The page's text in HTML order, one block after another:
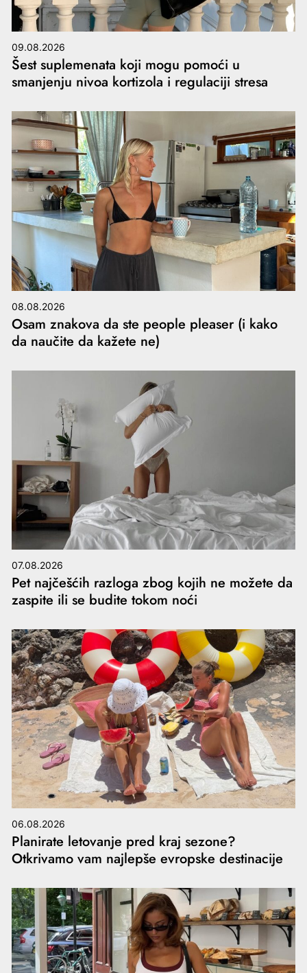
09.08.2026
Šest suplemenata koji mogu pomoći u
smanjenju nivoa kortizola i regulaciji stresa
08.08.2026
Osam znakova da ste people pleaser (i kako
da naučite da kažete ne)
07.08.2026
Pet najčešćih razloga zbog kojih ne možete da
zaspite ili se budite tokom noći
06.08.2026
Planirate letovanje pred kraj sezone?
Otkrivamo vam najlepše evropske destinacije